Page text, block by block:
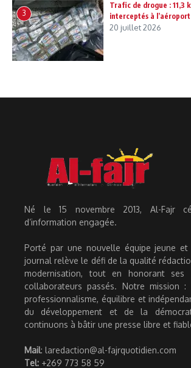
3
Trafic de drogue : 11,3
interceptés à
20 juillet 2026
Né le 15 novembre 2013, Al-Fajr
d’information engagée.
Porté par une nouvelle équipe jeune et
journal relève le défi de la qualité
modernisation, tout en honorant ses
collaborateurs passés. Notre mission :
professionnalisme, équilibre et
du développement et de la
continuons à bâtir une presse libre et
Mail: laredaction@al-fajrquotidien.com
Tel: +269 773 58 59